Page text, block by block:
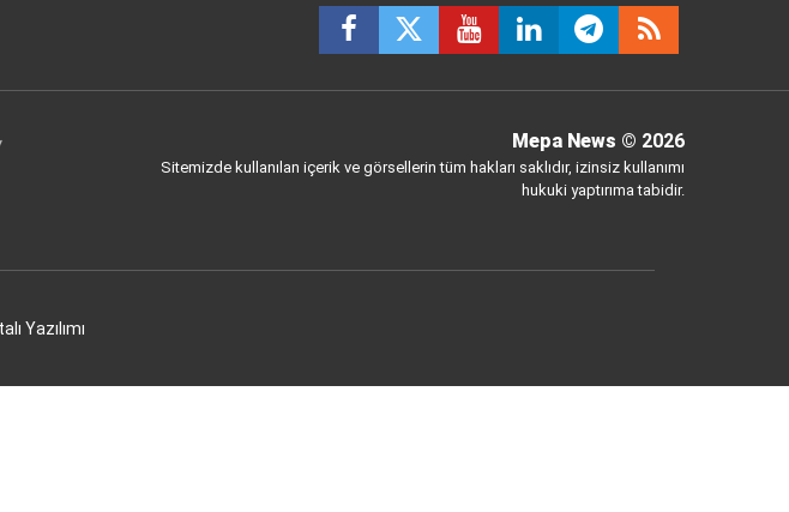
Mepa News © 2026
Sitemizde kullanılan içerik ve görsellerin tüm hakları saklıdır, izinsiz kullanımı
hukuki yaptırıma tabidir.
Yazılımı